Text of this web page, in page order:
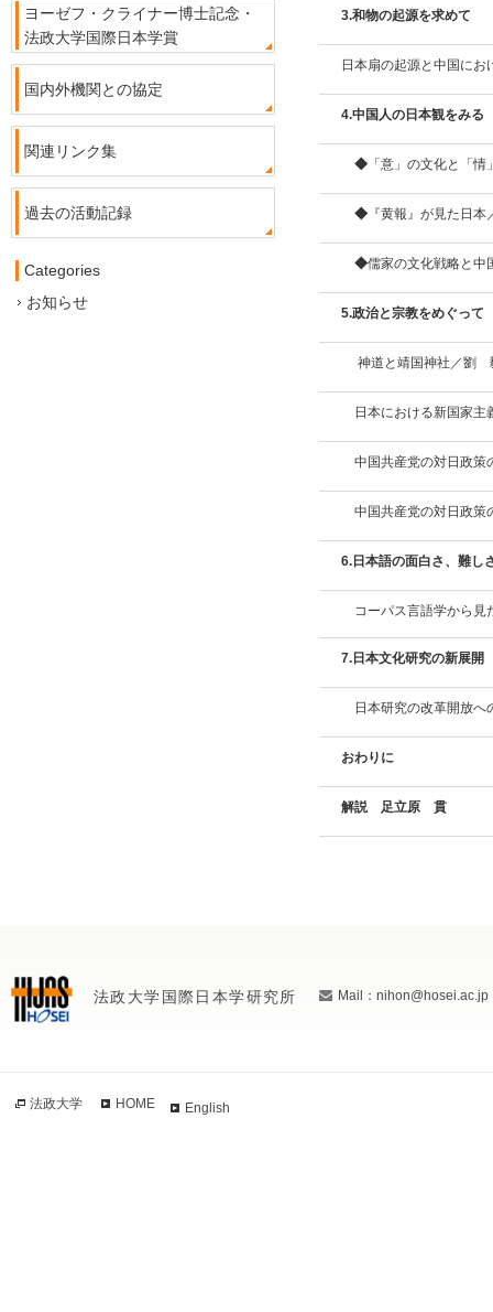
3.和物の起源を求めて
日本扇の起源と中国に
4.中国人の日本観をみる
◆ 「意」の文化と「
◆ 『黄報』が見た日
◆儒家の文化戦略と
5.政治と宗教をめぐって
神道と靖国神社／劉
日本における新国家
中国共産党の対日政
中国共産党の対日政
6.日本語の面白さ、難し
コーパス言語学から
7.日本文化研究の新展開
日本研究の改革開放
おわりに
解説 足立原 貫
ヨーゼフ・クライナー博士記念・
法政大学国際日本学賞
国内外機関との協定
関連リンク集
過去の活動記録
Categories
お知らせ
法政大学国際日本学研究所 Mail：nihon@hosei.ac.jp
法政大学 HOME English